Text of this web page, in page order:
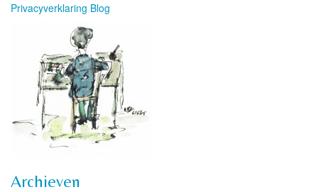
Privacyverklaring Blog
Archieven